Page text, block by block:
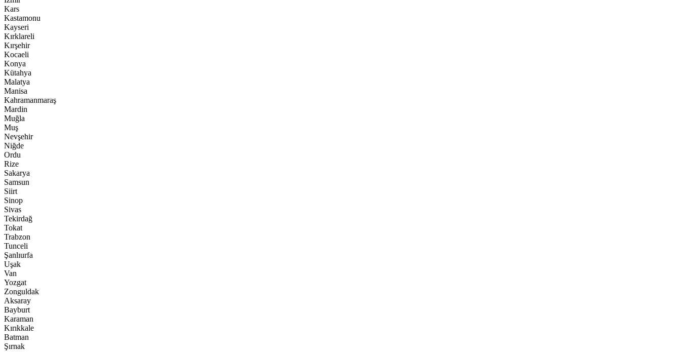
Kars
Kastamonu
Kayseri
Kırklareli
Kırşehir
Kocaeli
Konya
Kütahya
Malatya
Manisa
Kahramanmaraş
Mardin
Muğla
Muş
Nevşehir
Niğde
Ordu
Rize
Sakarya
Samsun
Siirt
Sinop
Sivas
Tekirdağ
Tokat
Trabzon
Tunceli
Şanlıurfa
Uşak
Van
Yozgat
Zonguldak
Aksaray
Bayburt
Karaman
Kırıkkale
Batman
Şırnak